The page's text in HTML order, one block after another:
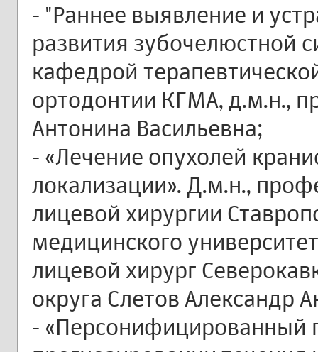
- "Раннее выявление и
развития зубочелюстной
кафедрой
ортодонтии КГМА, д.м.н.,
Антонина Васильевна;
- «Лечение опухолей
локализации». Д.м.н.,
лицевой хирургии
медицинского
лицевой хирург
округа Слетов Александр
- «Персонифицированный